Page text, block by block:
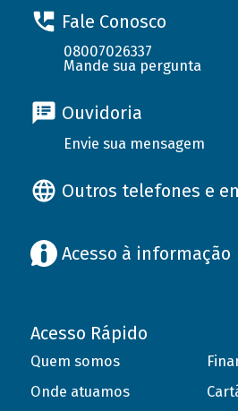
Fale Conosco
08007026337
Mande sua pergunta
Ouvidoria
Envie sua mensagem
Outros telefones e
Acesso à informação
Acesso Rápido
Quem somos
Onde atuamos